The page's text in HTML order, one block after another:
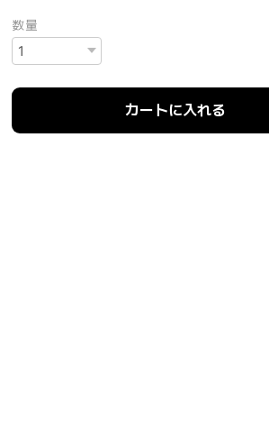
数量
カートに入れる